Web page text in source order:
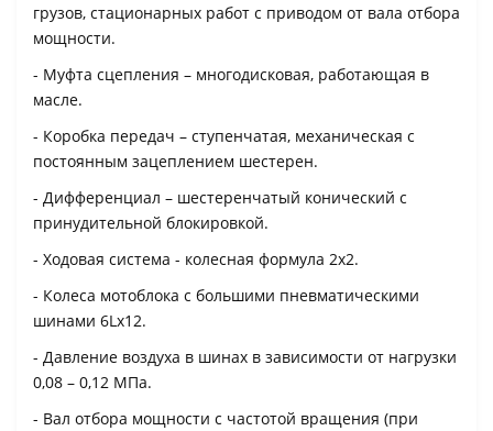
грузов, стационарных работ с приводом от вала отбора
мощности.
- Муфта сцепления – многодисковая, работающая в
масле.
- Коробка передач – ступенчатая, механическая с
постоянным зацеплением шестерен.
- Дифференциал – шестеренчатый конический с
принудительной блокировкой.
- Ходовая система - колесная формула 2х2.
- Колеса мотоблока с большими пневматическими
шинами 6Lx12.
- Давление воздуха в шинах в зависимости от нагрузки
0,08 – 0,12 МПа.
- Вал отбора мощности с частотой вращения (при